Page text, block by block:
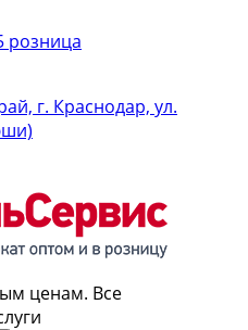
розница
г. Краснодар, ул.
ценам. Все